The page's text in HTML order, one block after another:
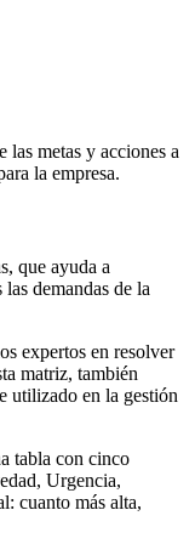
las metas y acciones a
la empresa.
que ayuda a
demandas de la
expertos en resolver
matriz, también
utilizado en la gestión
tabla con cinco
Urgencia,
cuanto más alta,